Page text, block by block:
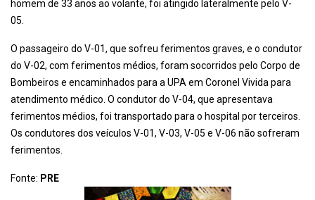
homem de 33 anos ao volante, foi atingido lateralmente pelo V-
05.
O passageiro do V-01, que sofreu ferimentos graves, e o condutor
do V-02, com ferimentos médios, foram socorridos pelo Corpo de
Bombeiros e encaminhados para a UPA em Coronel Vivida para
atendimento médico. O condutor do V-04, que apresentava
ferimentos médios, foi transportado para o hospital por terceiros.
Os condutores dos veículos V-01, V-03, V-05 e V-06 não sofreram
ferimentos.
Fonte: PRE